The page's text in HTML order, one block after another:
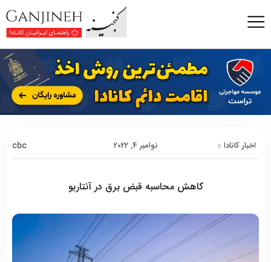
اخبار کانادا نوامبر 4, 2022 cbc
کاهش محاسبه قبض برق در آنتاریو